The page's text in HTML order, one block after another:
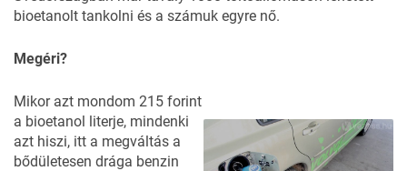
bioetanolt tankolni és a számuk egyre nő.
Megéri?
Mikor azt mondom 215 forint
a bioetanol literje, mindenki
azt hiszi, itt a megváltás a
bődületesen drága benzin